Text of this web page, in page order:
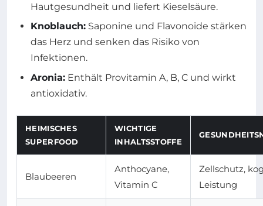
Hautgesundheit und liefert Kieselsäure.
Knoblauch: Saponine und Flavonoide stärken
das Herz und senken das Risiko von
Infektionen.
Aronia: Enthält Provitamin A, B, C und wirkt
antioxidativ.
HEIMISCHES
SUPERFOOD
WICHTIGE
INHALTSSTOFFE
Blaubeeren
Anthocyane,
Vitamin C
Zellschutz,
Leistung